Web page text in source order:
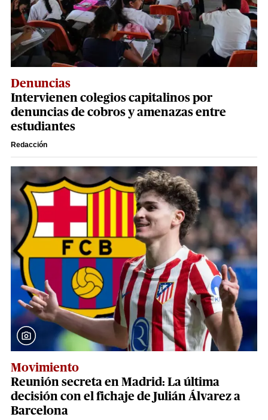
Denuncias
Intervienen colegios capitalinos por
denuncias de cobros y amenazas entre
estudiantes
Redacción
Movimiento
Reunión secreta en Madrid: La última
decisión con el fichaje de Julián Álvarez a
Barcelona